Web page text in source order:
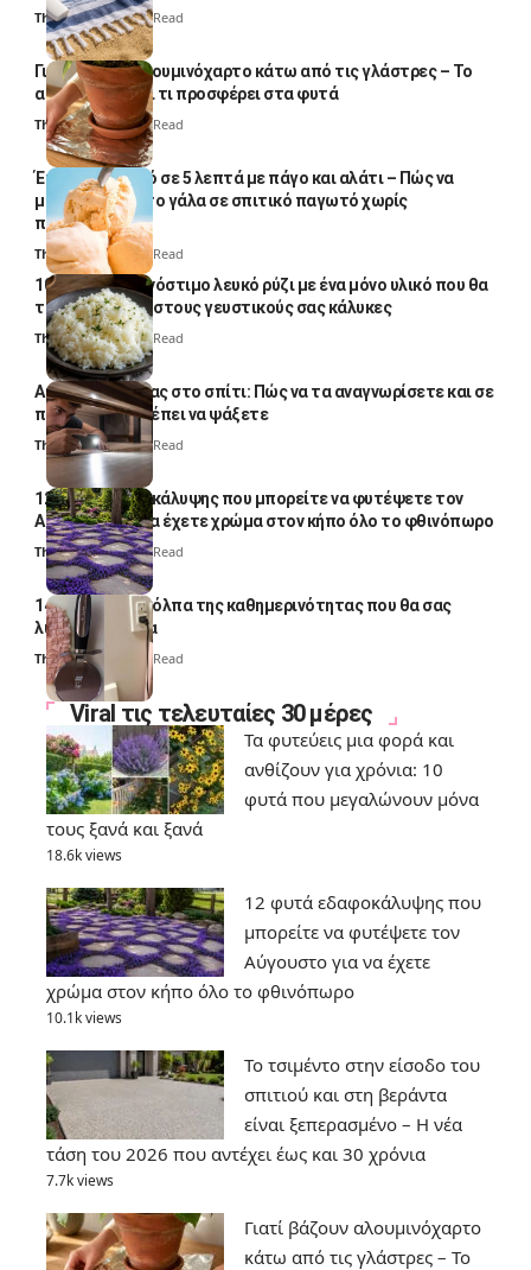
Thali Ombre5 Min Read
Γιατί βάζουν αλουμινόχαρτο κάτω από τις γλάστρες – Το
απλό κόλπο και τι προσφέρει στα φυτά
Thali Ombre4 Min Read
Έτοιμο παγωτό σε 5 λεπτά με πάγο και αλάτι – Πώς να
μετατρέψετε το γάλα σε σπιτικό παγωτό χωρίς
παγωτομηχανή
Thali Ombre 4 Min Read
10 φορές ποιο νόστιμο λευκό ρύζι με ένα μόνο υλικό που θα
το απογειώσει στους γευστικούς σας κάλυκες
Thali Ombre4 Min Read
Αυγά κατσαρίδας στο σπίτι: Πώς να τα αναγνωρίσετε και σε
ποια σημεία πρέπει να ψάξετε
Thali Ombre4 Min Read
12 φυτά εδαφοκάλυψης που μπορείτε να φυτέψετε τον
Αύγουστο για να έχετε χρώμα στον κήπο όλο το φθινόπωρο
Thali Ombre7 Min Read
14 πανέξυπνα κόλπα της καθημερινότητας που θα σας
λύσουν τα χέρια
Thali Ombre 6 Min Read
Viral τις τελευταίες 30 μέρες
Τα φυτεύεις μια φορά και
ανθίζουν για χρόνια: 10
φυτά που μεγαλώνουν μόνα
τους ξανά και ξανά
18.6k views
12 φυτά εδαφοκάλυψης που
μπορείτε να φυτέψετε τον
Αύγουστο για να έχετε
χρώμα στον κήπο όλο το φθινόπωρο
10.1k views
Το τσιμέντο στην είσοδο του
σπιτιού και στη βεράντα
είναι ξεπερασμένο – Η νέα
τάση του 2026 που αντέχει έως και 30 χρόνια
7.7k views
Γιατί βάζουν αλουμινόχαρτο
κάτω από τις γλάστρες – Το